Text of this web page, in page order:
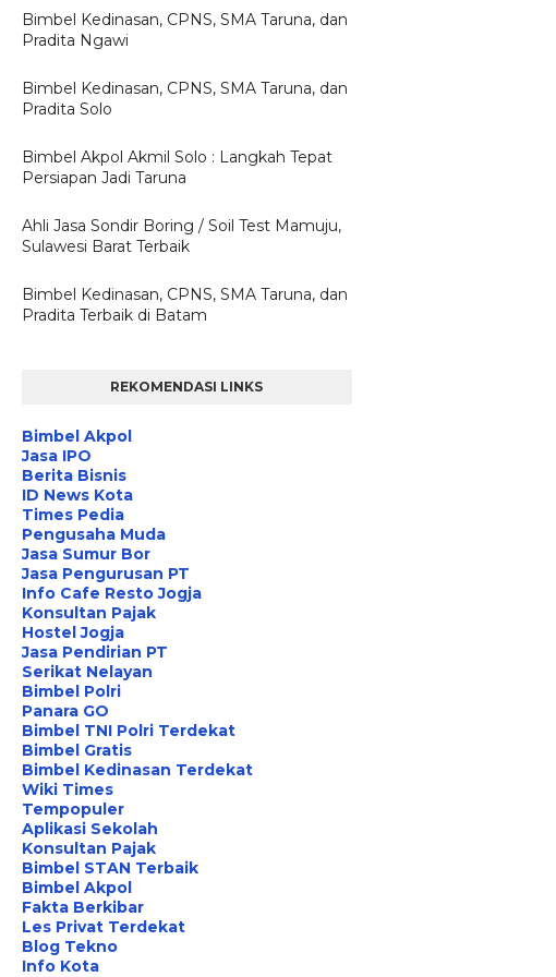
Bimbel Kedinasan, CPNS, SMA Taruna, dan
Pradita Ngawi
Bimbel Kedinasan, CPNS, SMA Taruna, dan
Pradita Solo
Bimbel Akpol Akmil Solo : Langkah Tepat
Persiapan Jadi Taruna
Ahli Jasa Sondir Boring / Soil Test Mamuju,
Sulawesi Barat Terbaik
Bimbel Kedinasan, CPNS, SMA Taruna, dan
Pradita Terbaik di Batam
REKOMENDASI LINKS
Bimbel Akpol
Jasa IPO
Berita Bisnis
ID News Kota
Times Pedia
Pengusaha Muda
Jasa Sumur Bor
Jasa Pengurusan PT
Info Cafe Resto Jogja
Konsultan Pajak
Hostel Jogja
Jasa Pendirian PT
Serikat Nelayan
Bimbel Polri
Panara GO
Bimbel TNI Polri Terdekat
Bimbel Gratis
Bimbel Kedinasan Terdekat
Wiki Times
Tempopuler
Aplikasi Sekolah
Konsultan Pajak
Bimbel STAN Terbaik
Bimbel Akpol
Fakta Berkibar
Les Privat Terdekat
Blog Tekno
Info Kota